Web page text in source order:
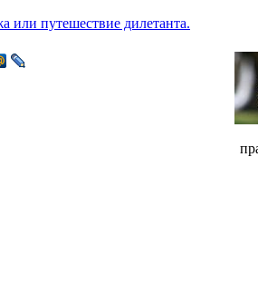
или путешествие дилетанта.